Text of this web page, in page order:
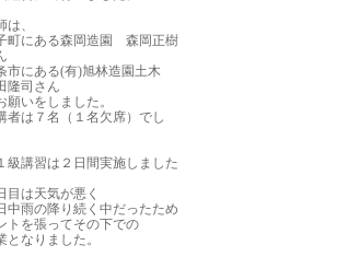
は、
町にある森岡造園 森岡正樹
市にある(有)旭林造園土木
隆司さん
願いをしました。
者は７名（１名欠席）でし
級講習は２日間実施しました
目は天気が悪く
中雨の降り続く中だったため
トを張ってその下での
となりました。